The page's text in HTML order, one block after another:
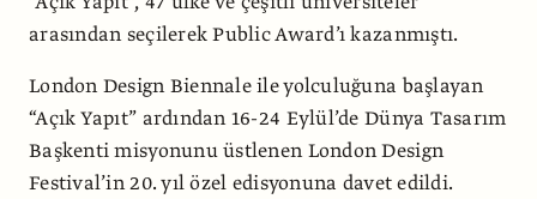
arasından seçilerek Public Award’ı kazanmıştı.
London Design Biennale ile yolculuğuna başlayan
“Açık Yapıt” ardından 16-24 Eylül’de Dünya Tasarım
Başkenti misyonunu üstlenen London Design
Festival’in 20. yıl özel edisyonuna davet edildi.